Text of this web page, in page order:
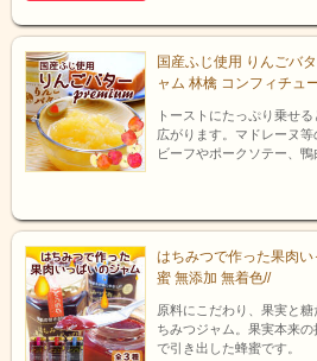
最高に贅沢な時間を、プレミア
ブランド和牛の代名詞【飛騨牛】と、かぐ
にない美味しさ。
知る人ぞ知る、新しい飛騨の逸品です。
国産ふじ使用 りんごバ
ャム 林檎 コンフィチュ
トーストにたっぷり乗せ
広がります。マドレーヌ
ビーフやポークソテー、鴨
はちみつで作った果肉
蜜 無添加 無着色//
原料にこだわり、果実と
ちみつジャム。果実本来
で引き出した蜂蜜です。